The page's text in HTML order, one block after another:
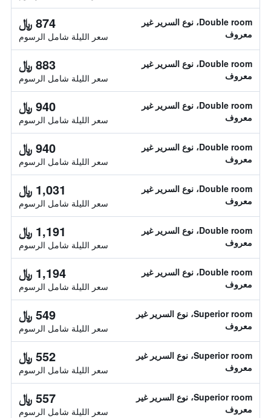
Double room، نوع السرير غير
معروف
874 ﷼
سعر الليلة شامل الرسوم
Double room، نوع السرير غير
معروف
883 ﷼
سعر الليلة شامل الرسوم
Double room، نوع السرير غير
معروف
940 ﷼
سعر الليلة شامل الرسوم
Double room، نوع السرير غير
معروف
940 ﷼
سعر الليلة شامل الرسوم
Double room، نوع السرير غير
معروف
1,031 ﷼
سعر الليلة شامل الرسوم
Double room، نوع السرير غير
معروف
1,191 ﷼
سعر الليلة شامل الرسوم
Double room، نوع السرير غير
معروف
1,194 ﷼
سعر الليلة شامل الرسوم
Superior room، نوع السرير غير
معروف
549 ﷼
سعر الليلة شامل الرسوم
Superior room، نوع السرير غير
معروف
552 ﷼
سعر الليلة شامل الرسوم
Superior room، نوع السرير غير
معروف
557 ﷼
سعر الليلة شامل الرسوم